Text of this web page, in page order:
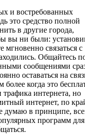
и востребованных
это средство полной
в другие города,
вы ни были:
мгновенно связаться с
Общайтесь
сообщениями
оставаться на
когда это
интернета, но
интернет, по
думаю в принципе,
программ для